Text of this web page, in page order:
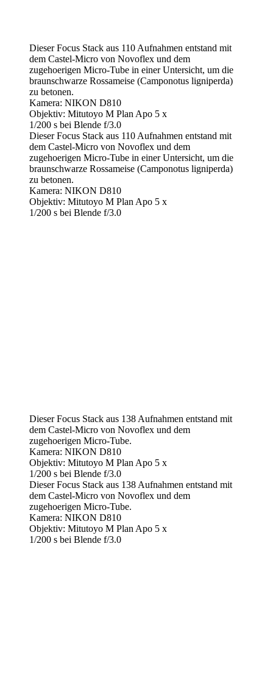
Dieser Focus Stack aus 110 Aufnahmen entstand mit
dem Castel-Micro von Novoflex und dem
zugehoerigen Micro-Tube in einer Untersicht, um die
braunschwarze Rossameise (Camponotus ligniperda)
zu betonen.
Kamera: NIKON D810
Objektiv: Mitutoyo M Plan Apo 5 x
1/200 s bei Blende f/3.0
Dieser Focus Stack aus 110 Aufnahmen entstand mit
dem Castel-Micro von Novoflex und dem
zugehoerigen Micro-Tube in einer Untersicht, um die
braunschwarze Rossameise (Camponotus ligniperda)
zu betonen.
Kamera: NIKON D810
Objektiv: Mitutoyo M Plan Apo 5 x
1/200 s bei Blende f/3.0
Dieser Focus Stack aus 138 Aufnahmen entstand mit
dem Castel-Micro von Novoflex und dem
zugehoerigen Micro-Tube.
Kamera: NIKON D810
Objektiv: Mitutoyo M Plan Apo 5 x
1/200 s bei Blende f/3.0
Dieser Focus Stack aus 138 Aufnahmen entstand mit
dem Castel-Micro von Novoflex und dem
zugehoerigen Micro-Tube.
Kamera: NIKON D810
Objektiv: Mitutoyo M Plan Apo 5 x
1/200 s bei Blende f/3.0